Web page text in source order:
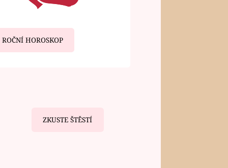
ROČNÍ HOROSKOP
ZKUSTE ŠTĚSTÍ